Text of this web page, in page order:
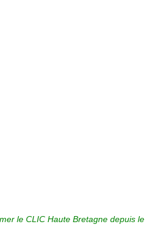
le CLIC Haute Bretagne depuis le